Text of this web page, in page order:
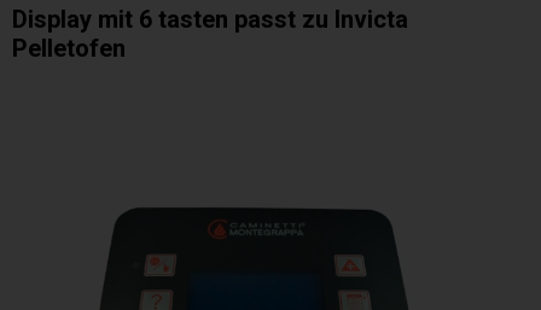
Display mit 6 tasten passt zu Invicta
Pelletofen